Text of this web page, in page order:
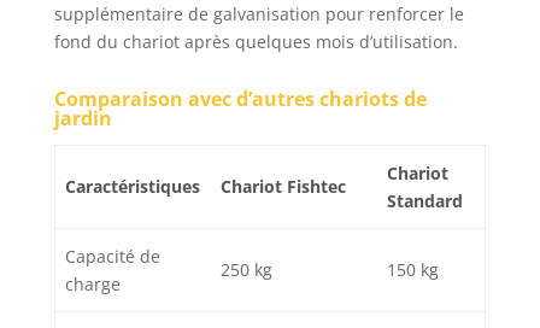
supplémentaire de galvanisation pour renforcer le
fond du chariot après quelques mois d’utilisation.
Comparaison avec d’autres chariots de
jardin
Caractéristiques Chariot Fishtec
Chariot
Standard
Capacité de
charge
250 kg 150 kg